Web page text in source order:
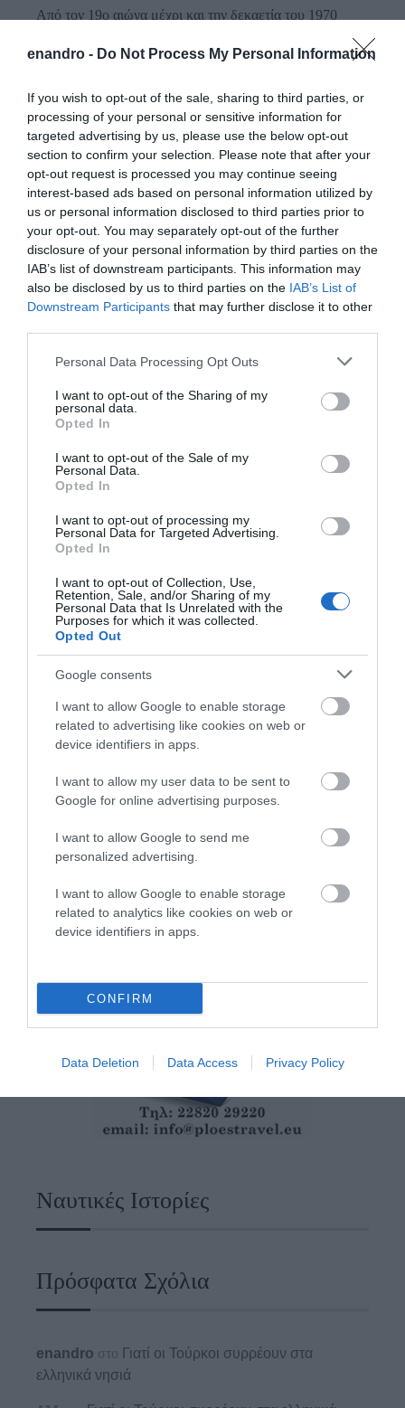
enandro - Do Not Process My Personal Information
If you wish to opt-out of the sale, sharing to third parties, or
processing of your personal or sensitive information for
targeted advertising by us, please use the below opt-out
section to confirm your selection. Please note that after your
opt-out request is processed you may continue seeing
interest-based ads based on personal information utilized by
us or personal information disclosed to third parties prior to
your opt-out. You may separately opt-out of the further
disclosure of your personal information by third parties on the
IAB’s list of downstream participants. This information may
also be disclosed by us to third parties on the IAB’s List of
Downstream Participants that may further disclose it to other
Please note that this website/app uses one or more Google
not limited to your visit or usage behaviour. You may click to
grant or deny consent to Google and its third-party tags to
use your data for below specified purposes in below Google
consent section.
Personal Data Processing Opt Outs
I want to opt-out of the Sharing of my
personal data.
Opted In
I want to opt-out of the Sale of my
Personal Data.
Opted In
I want to opt-out of processing my
Personal Data for Targeted Advertising.
Opted In
I want to opt-out of Collection, Use,
Retention, Sale, and/or Sharing of my
Personal Data that Is Unrelated with the
Purposes for which it was collected.
Opted Out
Google consents
I want to allow Google to enable storage
related to advertising like cookies on web or
device identifiers in apps.
I want to allow my user data to be sent to
Google for online advertising purposes.
I want to allow Google to send me
personalized advertising.
I want to allow Google to enable storage
related to analytics like cookies on web or
device identifiers in apps.
CONFIRM
Data Deletion Data Access Privacy Policy
Από τον 19ο αιώνα μέχρι και την δεκαετία του 1970
Η Άνδρος συνεχίζει να μπαρκάρει…
Σωτήρος στην Άρνη!…
ΟΡΜΟΣ ΚΟΡΘΙΟΥ: Όταν η φωτογραφία γίνεται μνήμη
Πρόσφατα Άρθρα
ΓΙΑ ΤΗΝ ΓΙΟΡΤΗ ΤΟΥ
ΓΕΡΟΝΤΑ ΕΥΔΟΚΙΜΟΥ
ΑΠΟΔΡΑΣΕΙΣ ΣΤΗΝ
ΛΙΜΕΝΑΡΧΕΙΟΥ &
ΠΟΛΙΤΙΚΗΣ ΠΡΟΣΤΑΣΙΑΣ:
κίνδυνος πυρκαγιας…
09/08/2026
ναυτοσύνη του νησιού
09/08/2026
καλοκαίρια στην Άνδρο –
Από τον 19ο αιώνα μέχρι
08/08/2026
Ναυτικές Ιστορίες
Πρόσφατα Σχόλια
enandro στο Γιατί οι Τούρκοι συρρέουν στα
ελληνικά νησιά